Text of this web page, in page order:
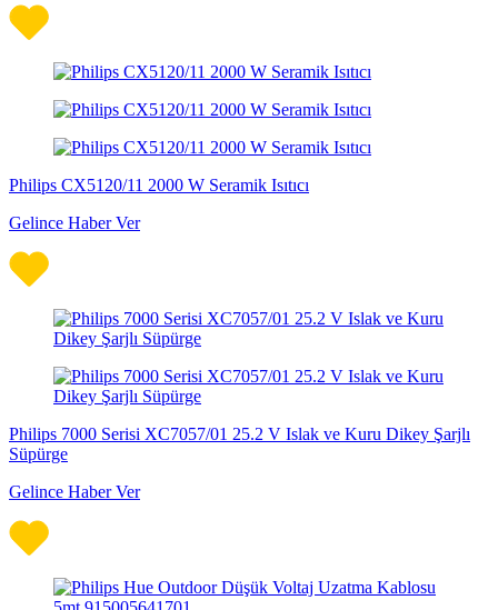
Philips CX5120/11 2000 W Seramik Isıtıcı
Gelince Haber Ver
Philips 7000 Serisi XC7057/01 25.2 V Islak ve Kuru Dikey Şarjlı
Süpürge
Gelince Haber Ver